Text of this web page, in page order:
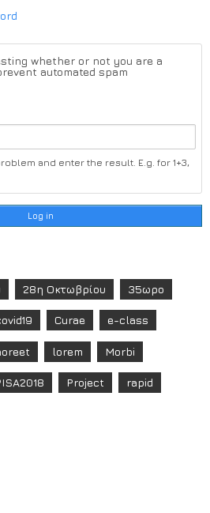
whether or not you are a
automated spam
and enter the result. E.g. for 1+3,
28η Οκτωβρίου 35ωρο
Curae e-class
lorem Morbi
Project rapid